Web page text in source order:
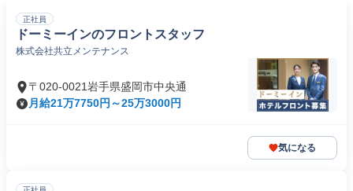
正社員
ドーミーインのフロントスタッフ
株式会社共立メンテナンス
〒020-0021岩手県盛岡市中央通
月給21万7750円～25万3000円
気になる